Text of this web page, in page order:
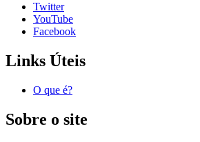
Twitter
YouTube
Facebook
Links Úteis
O que é?
Sobre o site